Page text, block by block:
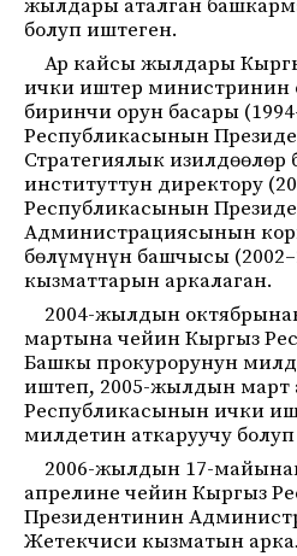
жылдары аталган
болуп иштеген.
Ар кайсы жылдары
ички иштер министринин
биринчи орун басары
Республикасынын
Стратегиялык
институттун директору
Республикасынын
Администрациясынын
бөлүмүнүн башчысы
кызматтарын аркалаган.
2004-жылдын
мартына чейин Кыргыз
Башкы прокурорунун
иштеп, 2005-жылдын март
Республикасынын ички
милдетин аткаруучу
2006-жылдын 17-
апрелине чейин Кыргыз
Президентинин
Жетекчиси кызматын